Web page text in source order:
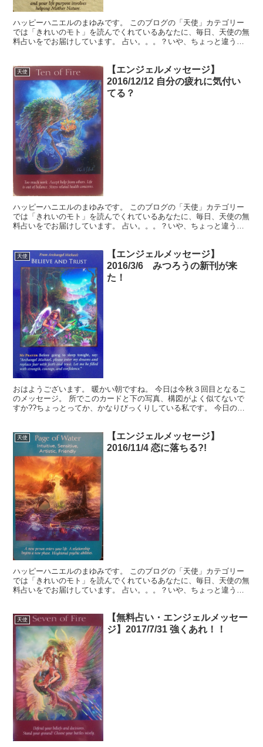
ハッピーハニエルのまゆみです。 このブログの「天使」カテゴリー
では「きれいのモト」を読んでくれているあなたに、毎日、天使の無
料占いをでお届けしています。 占い。。。？いや、ちょっと違うか
天使
【エンジェルメッセージ】
2016/12/12 自分の疲れに気付い
てる？
ハッピーハニエルのまゆみです。 このブログの「天使」カテゴリー
では「きれいのモト」を読んでくれているあなたに、毎日、天使の無
料占いをでお届けしています。 占い。。。？いや、ちょっと違うか
天使
【エンジェルメッセージ】
2016/3/6 みつろうの新刊が来
た！
おはようございます。 暖かい朝ですね。 今日は今秋３回目となるこ
のメッセージ。 所でこのカードと下の写真、構図がよく似てないで
すか??ちょっとってか、かなりびっくりしている私です。 今日のメ
天使
【エンジェルメッセージ】
2016/11/4 恋に落ちる?!
ハッピーハニエルのまゆみです。 このブログの「天使」カテゴリー
では「きれいのモト」を読んでくれているあなたに、毎日、天使の無
料占いをでお届けしています。 占い。。。？いや、ちょっと違うか
天使
【無料占い・エンジェルメッセー
ジ】2017/7/31 強くあれ！！